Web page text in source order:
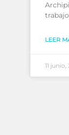
LEER
11 junio,